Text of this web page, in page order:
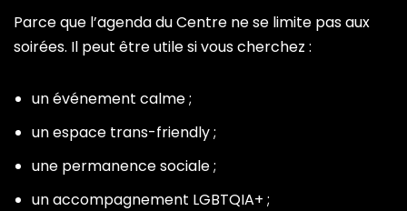
Parce que l’agenda du Centre ne se limite pas aux
soirées. Il peut être utile si vous cherchez :
un événement calme ;
un espace trans-friendly ;
une permanence sociale ;
un accompagnement LGBTQIA+ ;